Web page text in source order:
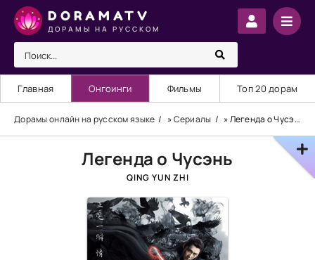
DORAMATV
ДОРАМЫ НА РУССКОМ
Главная Онгоинги Фильмы Топ 20 дорам
Дорамы онлайн на русском языке »Сериалы » Легенда о Чусэнь
Легенда о Чусэнь
QING YUN ZHI